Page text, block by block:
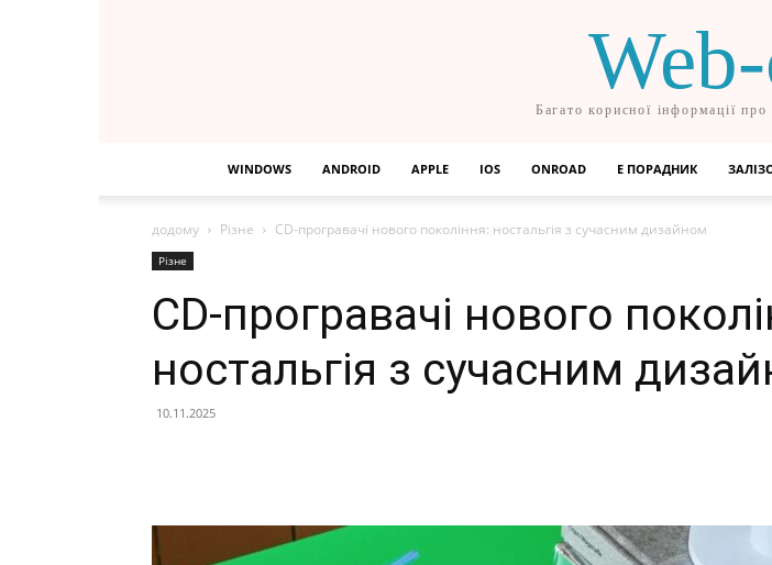
Багато корисної інформації
WINDOWS ANDROID APPLE IOS ONROAD Е ПОРАДНИК
додому Різне CD-програвачі нового покоління: ностальгія з сучасним дизайном
Різне
CD-програвачі нового
ностальгія з сучасним
10.11.2025